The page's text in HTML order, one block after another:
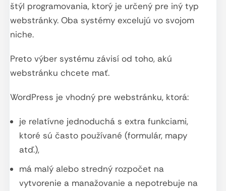
štýl programovania, ktorý je určený pre iný typ
webstránky. Oba systémy excelujú vo svojom
niche.
Preto výber systému závisí od toho, akú
webstránku chcete mať.
WordPress je vhodný pre webstránku, ktorá:
je relatívne jednoduchá s extra funkciami,
ktoré sú často používané (formulár, mapy
atď.),
má malý alebo stredný rozpočet na
vytvorenie a manažovanie a nepotrebuje na